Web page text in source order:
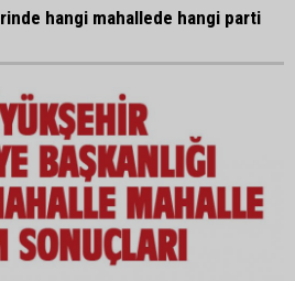
hangi mahallede hangi parti